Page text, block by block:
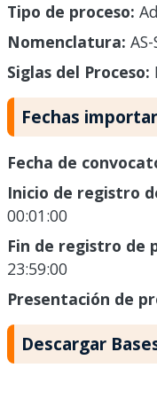
Tipo de proceso:
Nomenclatura:
Siglas del Proceso:
Fechas
Fecha de
Inicio de registro
00:01:00
Fin de registro de
23:59:00
Presentación de
Descargar